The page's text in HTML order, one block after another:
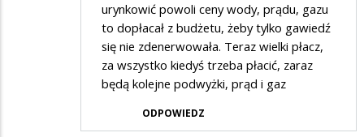
urynkowić powoli ceny wody, prądu, gazu
to dopłacał z budżetu, żeby tylko gawiedź
się nie zdenerwowała. Teraz wielki płacz,
za wszystko kiedyś trzeba płacić, zaraz
będą kolejne podwyżki, prąd i gaz
ODPOWIEDZ